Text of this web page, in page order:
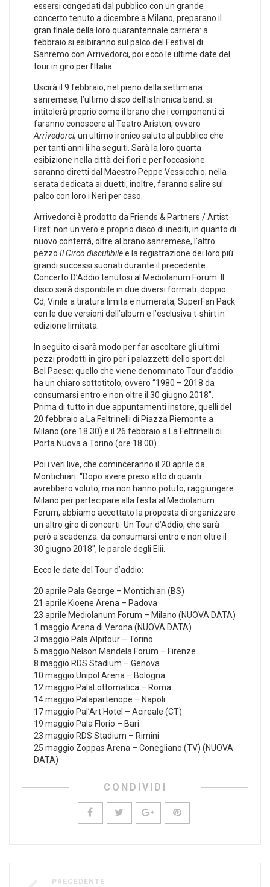
essersi congedati dal pubblico con un grande
concerto tenuto a dicembre a Milano, preparano il
gran finale della loro quarantennale carriera: a
febbraio si esibiranno sul palco del Festival di
Sanremo con Arrivedorci, poi ecco le ultime date del
tour in giro per l’Italia.
Uscirà il 9 febbraio, nel pieno della settimana
sanremese, l’ultimo disco dell’istrionica band: si
intitolerà proprio come il brano che i componenti ci
faranno conoscere al Teatro Ariston, ovvero
Arrivedorci, un ultimo ironico saluto al pubblico che
per tanti anni li ha seguiti. Sarà la loro quarta
esibizione nella città dei fiori e per l’occasione
saranno diretti dal Maestro Peppe Vessicchio; nella
serata dedicata ai duetti, inoltre, faranno salire sul
palco con loro i Neri per caso.
Arrivedorci è prodotto da Friends & Partners / Artist
First: non un vero e proprio disco di inediti, in quanto di
nuovo conterrà, oltre al brano sanremese, l’altro
pezzo Il Circo discutibilee la registrazione dei loro più
grandi successi suonati durante il precedente
Concerto D’Addio tenutosi al Mediolanum Forum. Il
disco sarà disponibile in due diversi formati: doppio
Cd, Vinile a tiratura limita e numerata, SuperFan Pack
con le due versioni dell’album e l’esclusiva t-shirt in
edizione limitata.
In seguito ci sarà modo per far ascoltare gli ultimi
pezzi prodotti in giro per i palazzetti dello sport del
Bel Paese: quello che viene denominato Tour d’addio
ha un chiaro sottotitolo, ovvero “1980 – 2018 da
consumarsi entro e non oltre il 30 giugno 2018”.
Prima di tutto in due appuntamenti instore, quelli del
20 febbraio a La Feltrinelli di Piazza Piemonte a
Milano (ore 18.30) e il 26 febbraio a La Feltrinelli di
Porta Nuova a Torino (ore 18.00).
Poi i veri live, che cominceranno il 20 aprile da
Montichiari. “Dopo avere preso atto di quanti
avrebbero voluto, ma non hanno potuto, raggiungere
Milano per partecipare alla festa al Mediolanum
Forum, abbiamo accettato la proposta di organizzare
un altro giro di concerti. Un Tour d’Addio, che sarà
però a scadenza: da consumarsi entro e non oltre il
30 giugno 2018″, le parole degli Elii.
Ecco le date del Tour d’addio:
20 aprile Pala George – Montichiari (BS)
21 aprile Kioene Arena – Padova
23 aprile Mediolanum Forum – Milano (NUOVA DATA)
1 maggio Arena di Verona (NUOVA DATA)
3 maggio Pala Alpitour – Torino
5 maggio Nelson Mandela Forum – Firenze
8 maggio RDS Stadium – Genova
10 maggio Unipol Arena – Bologna
12 maggio PalaLottomatica – Roma
14 maggio Palapartenope – Napoli
17 maggio Pal’Art Hotel – Acireale (CT)
19 maggio Pala Florio – Bari
23 maggio RDS Stadium – Rimini
25 maggio Zoppas Arena – Conegliano (TV) (NUOVA
DATA)
CONDIVIDI
PRECEDENTE